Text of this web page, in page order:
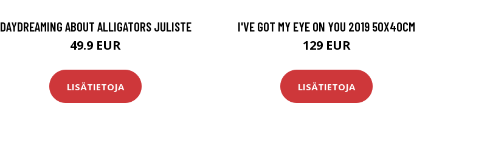
DAYDREAMING ABOUT ALLIGATORS JULISTE
49.9 EUR
LISÄTIETOJA
I'VE GOT MY EYE ON YOU 2019 50X40CM
129 EUR
LISÄTIETOJA